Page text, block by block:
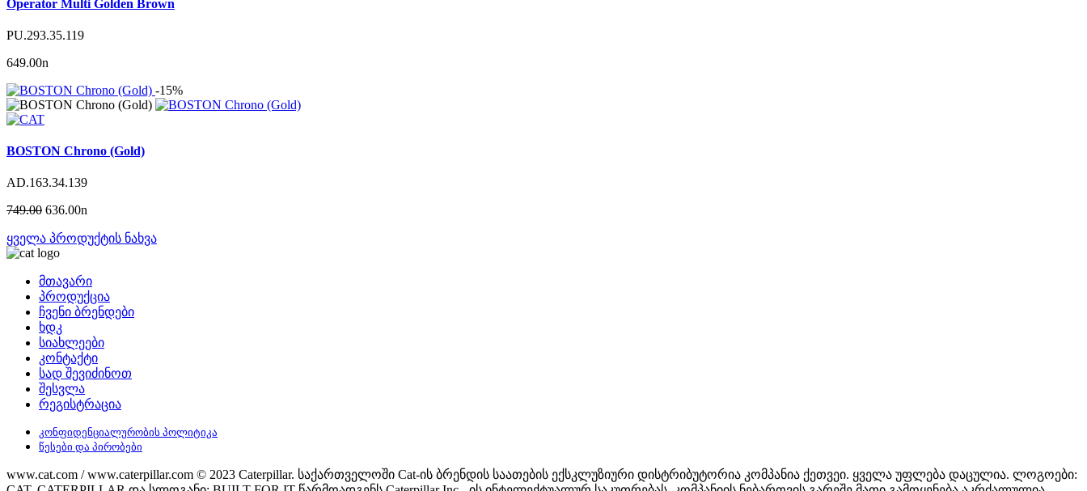
Operator Multi Golden Brown
PU.293.35.119
649.00n
-15%
BOSTON Chrono (Gold)
AD.163.34.139
749.00 636.00n
ყველა პროდუქტის ნახვა
მთავარი
პროდუქცია
ჩვენი ბრენდები
ხდკ
სიახლეები
კონტაქტი
სად შევიძინოთ
შესვლა
რეგისტრაცია
კონფიდენციალურობის პოლიტიკა
წესები და პირობები
www.cat.com / www.caterpillar.com © 2023 Caterpillar. საქართველოში Cat-ის ბრენდის საათების ექსკლუზიური დისტრიბუტორია კომპანია ქეთვეი. ყველა უფლება დაცულია. ლოგოები: